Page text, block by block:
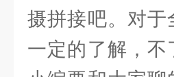
摄拼接吧。对
一定的了解，